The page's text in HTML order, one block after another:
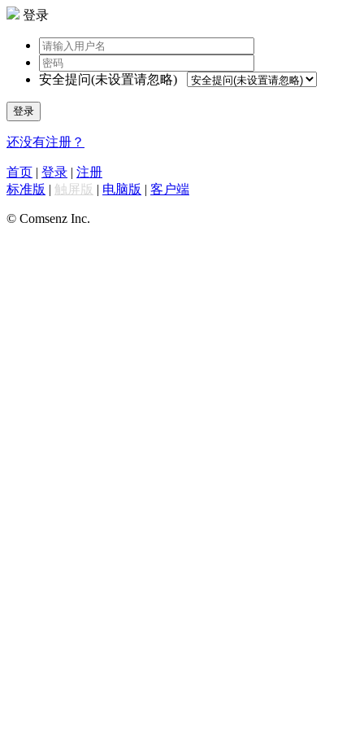
登录
安全提问(未设置请忽略)
登录
还没有注册？
首页 | 登录 | 注册
标准版 | 触屏版 | 电脑版 | 客户端
© Comsenz Inc.